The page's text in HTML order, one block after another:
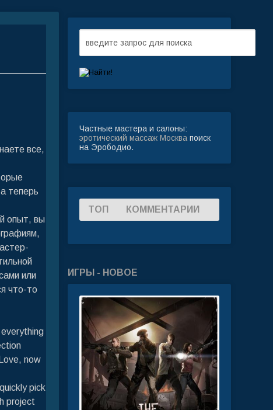
все,
теперь
опыт, вы
или
что-то
now
pick
project
Частные мастера и салоны:
эротический массаж Москва поиск
на Эрободио.
ТОП КОММЕНТАРИИ
ИГРЫ - НОВОЕ